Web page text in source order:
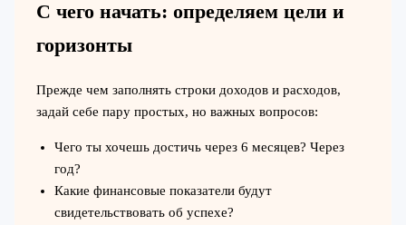
С чего начать: определяем цели и
горизонты
Прежде чем заполнять строки доходов и расходов,
задай себе пару простых, но важных вопросов:
Чего ты хочешь достичь через 6 месяцев? Через
год?
Какие финансовые показатели будут
свидетельствовать об успехе?